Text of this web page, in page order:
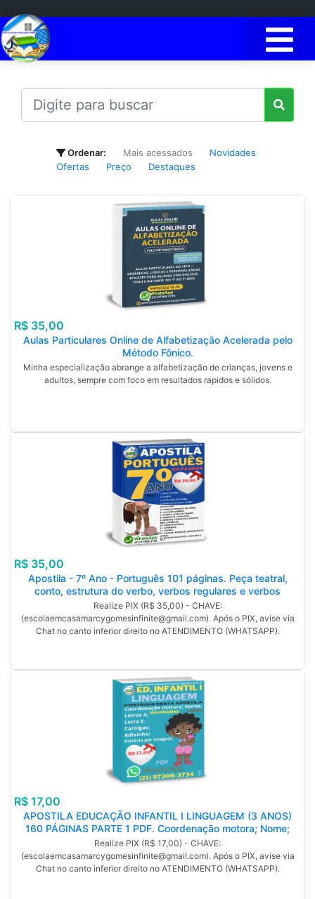
Ordenar: Mais acessados
Novidades
Ofertas
Preço Destaques
R$ 35,00
Aulas Particulares Online de Alfabetização Acelerada pelo
Método Fônico.
Minha especialização abrange a alfabetização de crianças, jovens e
adultos, sempre com foco em resultados rápidos e sólidos.
R$ 35,00
Apostila - 7º Ano - Português 101 páginas. Peça teatral,
conto, estrutura do verbo, verbos regulares e verbos
irregulares, formas nominais do verbo, locuções verbais,
poema e letra de canção, semântica e discurso, gêneros
literários. BNCC E GABARITO - PDF
Realize PIX (R$ 35,00) - CHAVE:
(escolaemcasamarcygomesinfinite@gmail.com). Após o PIX, avise via
Chat no canto inferior direito no ATENDIMENTO (WHATSAPP).
R$ 17,00
APOSTILA EDUCAÇÃO INFANTIL I LINGUAGEM (3 ANOS)
160 PÁGINAS PARTE 1 PDF. Coordenação motora; Nome;
Letras A; Letra E; Cantigas; Adivinha; História por imagem.
Com Habilidades da BNCC. (MP).
Realize PIX (R$ 17,00) - CHAVE:
(escolaemcasamarcygomesinfinite@gmail.com). Após o PIX, avise via
Chat no canto inferior direito no ATENDIMENTO (WHATSAPP).